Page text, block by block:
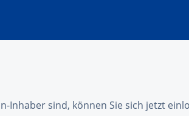
Inhaber sind, können Sie sich jetzt